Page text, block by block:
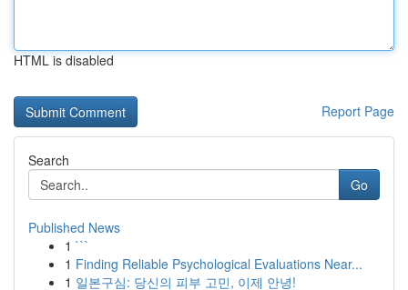
HTML is disabled
Report Page
Search
Go
Published News
1 ```
1 Finding Reliable Psychological Evaluations Near...
1 일본구심: 당신의 피부 고민, 이제 안녕!